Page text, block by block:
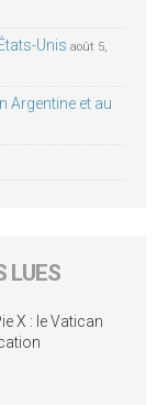
Unis août 5,
Argentine et au
LUES
X : le Vatican